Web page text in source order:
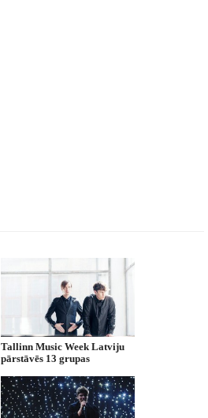
Tallinn Music Week Latviju
pārstāvēs 13 grupas